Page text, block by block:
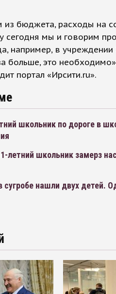
бюджета, расходы на
сегодня мы и говорим
например, в учреждении
больше, это
портал «Ирсити.ru».
школьник по дороге в
летний школьник замерз
сугробе нашли двух детей.